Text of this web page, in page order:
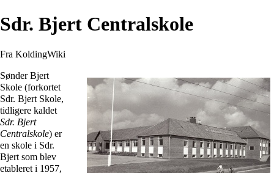
Sdr. Bjert Centralskole
Fra KoldingWiki
Sønder Bjert
Skole (forkortet
Sdr. Bjert Skole,
tidligere kaldet
Sdr. Bjert
Centralskole) er
en skole i Sdr.
Bjert som blev
etableret i 1957,